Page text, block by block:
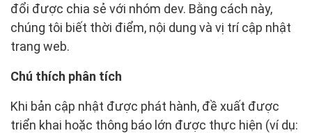
đổi được chia sẻ với nhóm dev. Bằng cách này,
chúng tôi biết thời điểm, nội dung và vị trí cập nhật
trang web.
Chú thích phân tích
Khi bản cập nhật được phát hành, đề xuất được
triển khai hoặc thông báo lớn được thực hiện (ví dụ: